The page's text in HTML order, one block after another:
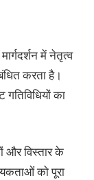
में नेतृत्व
करता है।
का
और विस्तार के
को पूरा